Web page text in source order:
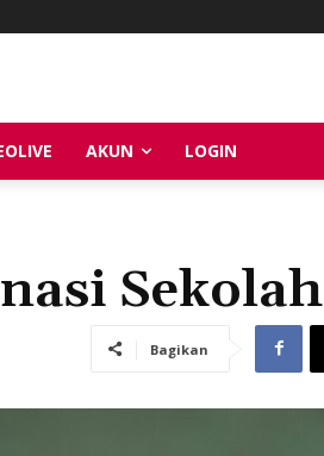
AKUN LOGIN
Sekolah
Bagikan